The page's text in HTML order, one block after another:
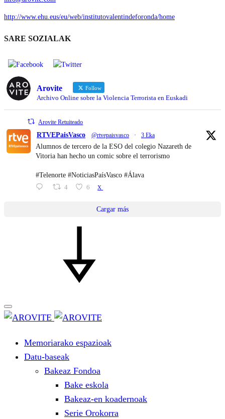
http://www.ehu.eus/eu/web/institutovalentindeforonda/home
SARE SOZIALAK
Arovite Follow
Archivo Online sobre la Violencia Terrorista en Euskadi
Arovite Retuiteado
RTVEPaisVasco @rtvepaisvasco · 3 Eka
Alumnos de tercero de la ESO del colegio Nazareth de
Vitoria han hecho un comic sobre el terrorismo
#Telenorte #NoticiasPaísVasco #Álava
4 6 X
Cargar más
Memoriarako espazioak
Datu-baseak
Bakeaz Fondoa
Bake eskola
Bakeaz-en koadernoak
Serie Orokorra